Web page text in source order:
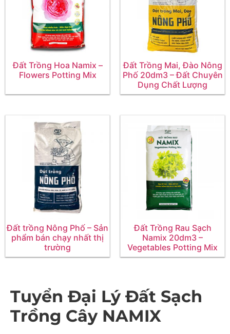
Đất Trồng Hoa Namix –
Flowers Potting Mix
Đất Trồng Mai, Đào Nông
Phố 20dm3 – Đất Chuyên
Dụng Chất Lượng
Đất trồng Nông Phố – Sản
phẩm bán chạy nhất thị
trường
Đất Trồng Rau Sạch
Namix 20dm3 –
Vegetables Potting Mix
Tuyển Đại Lý Đất Sạch
Trồng Cây NAMIX